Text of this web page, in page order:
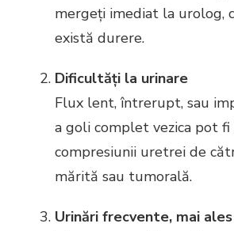
mergeți imediat la urolog,
există durere.
Dificultăți la urinare
Flux lent, întrerupt, sau
a goli complet vezica pot fi
compresiunii uretrei de
mărită sau tumorală.
Urinări frecvente, mai